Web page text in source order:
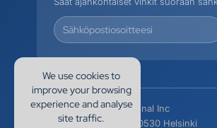
EnergyHub International Inc
Siltasaarenkatu 10, 00530 Helsinki
We use cookies to
improve your browsing
experience and analyse
site traffic.